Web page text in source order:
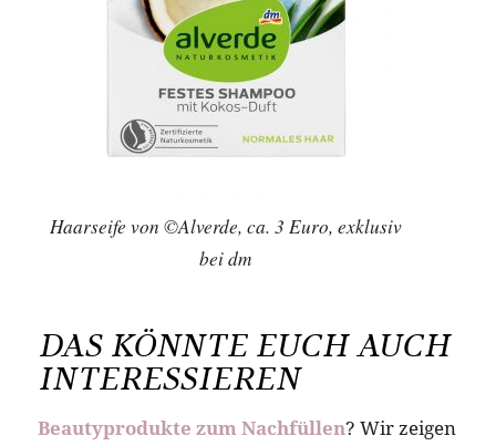
Haarseife von ©Alverde, ca. 3 Euro, exklusiv
bei dm
DAS KÖNNTE EUCH AUCH
INTERESSIEREN
Beautyprodukte zum Nachfüllen? Wir zeigen